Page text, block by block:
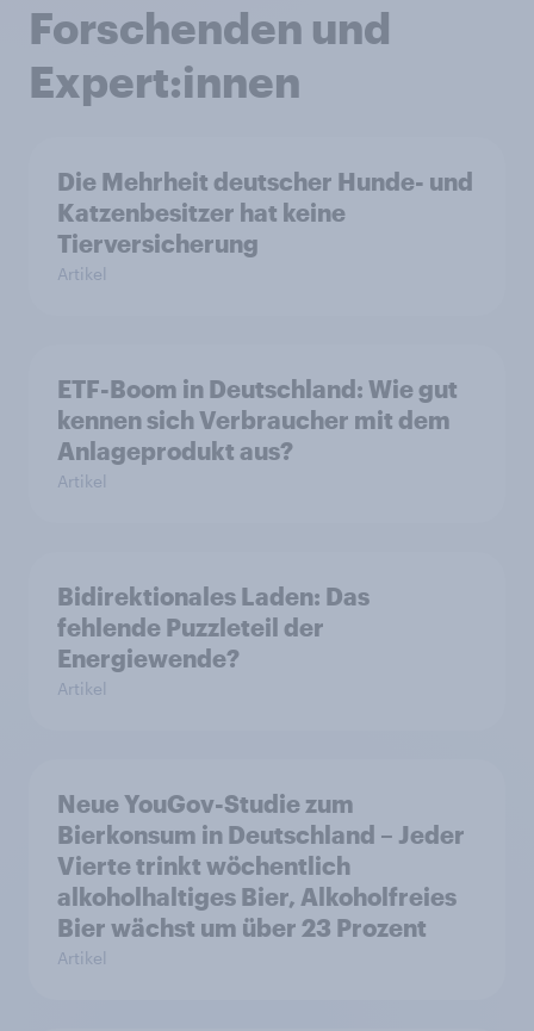
Forschenden und
Expert:innen
Die Mehrheit deutscher Hunde- und
Katzenbesitzer hat keine
Tierversicherung
Artikel
ETF-Boom in Deutschland: Wie gut
kennen sich Verbraucher mit dem
Anlageprodukt aus?
Artikel
Bidirektionales Laden: Das
fehlende Puzzleteil der
Energiewende?
Artikel
Neue YouGov-Studie zum
Bierkonsum in Deutschland – Jeder
Vierte trinkt wöchentlich
alkoholhaltiges Bier, Alkoholfreies
Bier wächst um über 23 Prozent
Artikel